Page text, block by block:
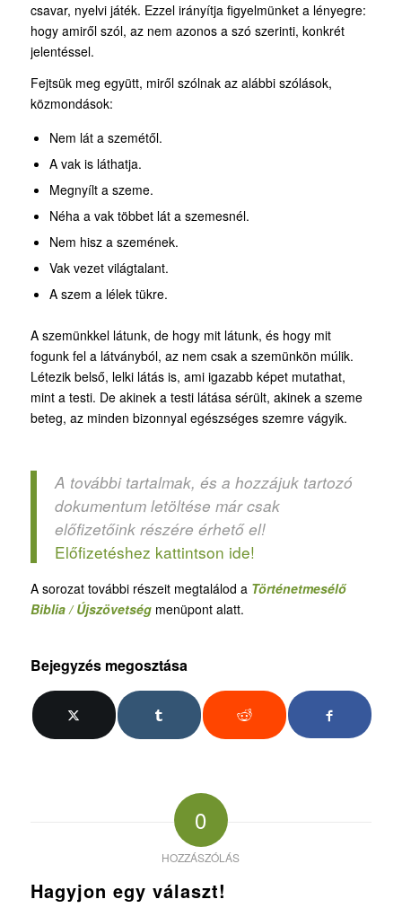
csavar, nyelvi játék. Ezzel irányítja figyelmünket a lényegre:
hogy amiről szól, az nem azonos a szó szerinti, konkrét
jelentéssel.
Fejtsük meg együtt, miről szólnak az alábbi szólások,
közmondások:
Nem lát a szemétől.
A vak is láthatja.
Megnyílt a szeme.
Néha a vak többet lát a szemesnél.
Nem hisz a szemének.
Vak vezet világtalant.
A szem a lélek tükre.
A szemünkkel látunk, de hogy mit látunk, és hogy mit
fogunk fel a látványból, az nem csak a szemünkön múlik.
Létezik belső, lelki látás is, ami igazabb képet mutathat,
mint a testi. De akinek a testi látása sérült, akinek a szeme
beteg, az minden bizonnyal egészséges szemre vágyik.
A további tartalmak, és a hozzájuk tartozó
dokumentum letöltése már csak
előfizetőink részére érhető el!
Előfizetéshez kattintson ide!
A sorozat további részeit megtalálod a Történetmesélő
Biblia / Újszövetségmenüpont alatt.
Bejegyzés megosztása
0
HOZZÁSZÓLÁS
Hagyjon egy választ!